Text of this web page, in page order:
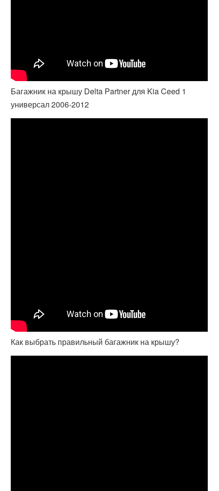
Багажник на крышу Delta Partner для Kia Ceed 1
универсал 2006-2012
Как выбрать правильный багажник на крышу?